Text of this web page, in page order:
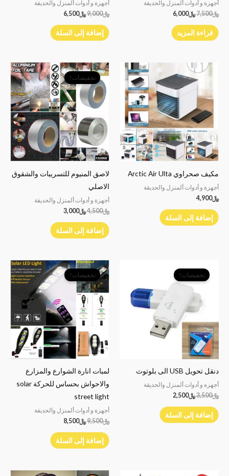
أجهزة و أدوات ألمنزل والحديقة
﷼7,500﷼6,000
قراءة المزيد
أجهزة و أدوات ألمنزل والحديقة
﷼9,000﷼6,500
إضافة إلى السلة
مكيف صحراوي Arctic Air Ulta
أجهزة و أدوات ألمنزل والحديقة
﷼4,900
إضافة إلى السلة
تخفيضات!
لاصق المنيوم للتسريبات والشقوق
الاصلي
أجهزة و أدوات ألمنزل والحديقة
﷼4,500
السعر
الأصلي
هو:
﷼4,500.
﷼3,000
السعر
الحالي
هو:
﷼3,000.
إضافة إلى السلة
تخفيضات!
دنقل تحويل USB الى بلوتوث
أجهزة و أدوات ألمنزل والحديقة
﷼3,500
الأصلي
هو:
﷼3,500.
﷼2,500
﷼2,500.
إضافة إلى السلة
تخفيضات!
لمبات انارة الشوارع والمزارع
والاحواش بحساس للحركة solar
street light
أجهزة و أدوات ألمنزل والحديقة
﷼9,500
السعر
الأصلي
هو:
﷼9,500.
﷼8,500
السعر
الحالي
هو:
إضافة إلى السلة